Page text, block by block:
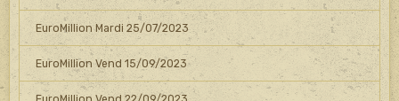
EuroMillion Mardi 25/07/2023
EuroMillion Vend 15/09/2023